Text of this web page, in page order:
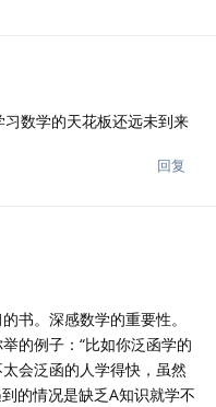
数学的天花板还远未到来
回复
书。深感数学的重要性。
的例子：“比如你泛函学的
会泛函的人学得快，虽然
的情况是缺乏A知识就学不